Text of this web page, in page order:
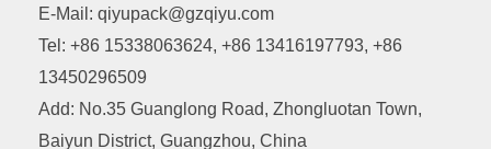
E-Mail: qiyupack@gzqiyu.com
Tel: +86 15338063624, +86 13416197793, +86
13450296509
Add: No.35 Guanglong Road, Zhongluotan Town,
Baiyun District, Guangzhou, China